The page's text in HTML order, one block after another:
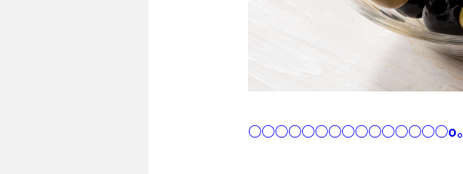
○○○○○○○○○○○○○○○o。